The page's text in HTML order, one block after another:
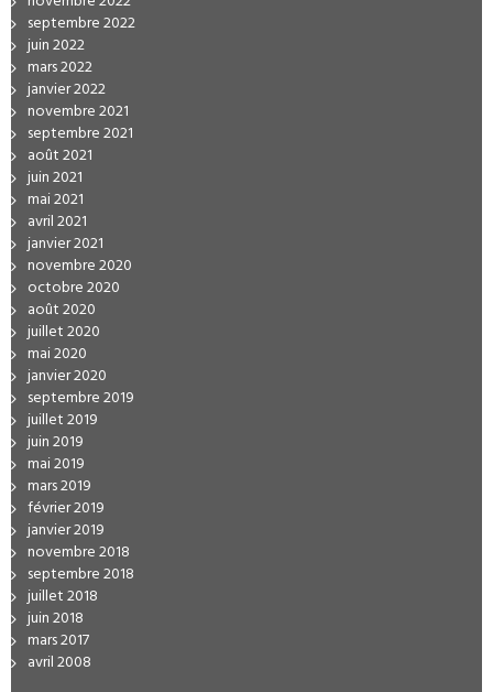
septembre 2022
juin 2022
mars 2022
janvier 2022
novembre 2021
septembre 2021
août 2021
juin 2021
mai 2021
avril 2021
janvier 2021
novembre 2020
octobre 2020
août 2020
juillet 2020
mai 2020
janvier 2020
septembre 2019
juillet 2019
juin 2019
mai 2019
mars 2019
février 2019
janvier 2019
novembre 2018
septembre 2018
juillet 2018
juin 2018
mars 2017
avril 2008